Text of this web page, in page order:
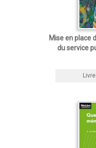
Mise en place
du service